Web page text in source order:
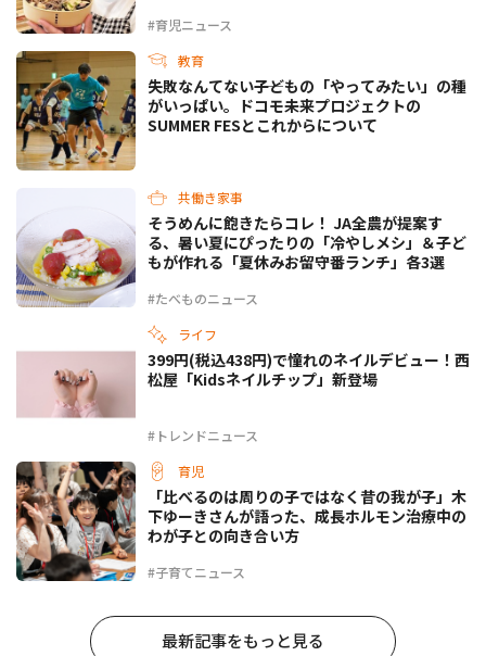
#育児ニュース
教育
失敗なんてない――子どもの「やってみたい」の種
がいっぱい。ドコモ未来プロジェクトの
SUMMER FESとこれからについて
共働き家事
#たべものニュース
そうめんに飽きたらコレ！ JA全農が提案す
る、暑い夏にぴったりの「冷やしメシ」＆子ど
もが作れる「夏休みお留守番ランチ」各3選
ライフ
#トレンドニュース
399円(税込438円)で憧れのネイルデビュー！西
松屋「Kidsネイルチップ」新登場
育児
#子育てニュース
「比べるのは周りの子ではなく昔の我が子」木
下ゆーきさんが語った、成長ホルモン治療中の
わが子との向き合い方
最新記事をもっと見る